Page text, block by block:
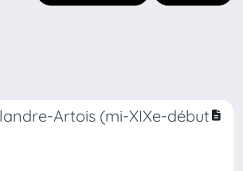
Artois (mi-XIXe-début